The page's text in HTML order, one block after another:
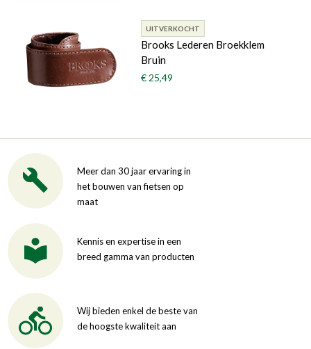
UITVERKOCHT
Brooks Lederen Broekklem
Bruin
€ 25,49
Meer dan 30 jaar ervaring in
het bouwen van fietsen op
maat
Kennis en expertise in een
breed gamma van producten
Wij bieden enkel de beste van
de hoogste kwaliteit aan